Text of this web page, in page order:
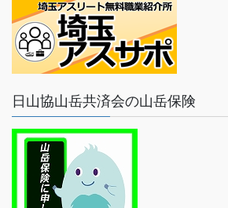
日山協山岳共済会の山岳保険